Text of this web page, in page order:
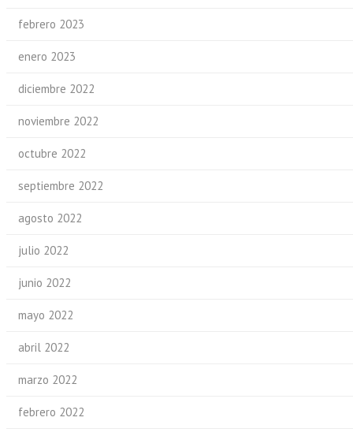
febrero 2023
enero 2023
diciembre 2022
noviembre 2022
octubre 2022
septiembre 2022
agosto 2022
julio 2022
junio 2022
mayo 2022
abril 2022
marzo 2022
febrero 2022